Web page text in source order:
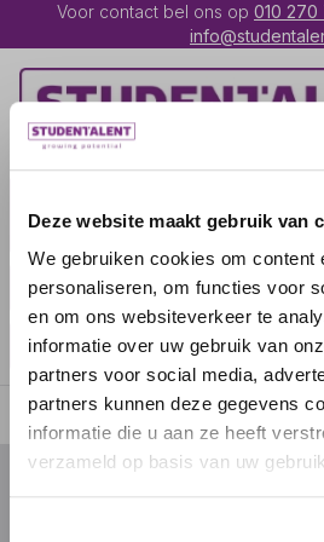
Deze website maakt gebruik van
We gebruiken cookies om content
personaliseren, om functies voor
en om ons websiteverkeer te
informatie over uw gebruik van
partners voor social media,
partners kunnen deze gegevens
informatie die u aan ze heeft
verzameld op basis van uw
Voor contact bel ons op 010 270
IK BEN WERKGEVER
SPECIALISATIES